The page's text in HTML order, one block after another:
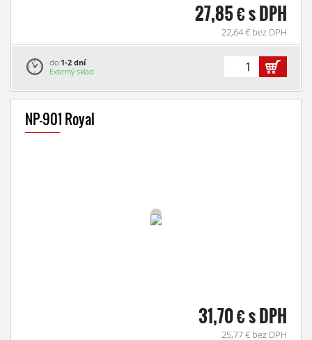
27,85 € s DPH
22,64 € bez DPH
do 1-2 dní
Externý sklad
NP-901 Royal
31,70 € s DPH
25,77 € bez DPH